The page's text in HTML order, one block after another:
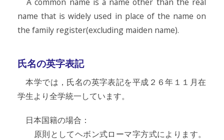
name that is widely used in place of the name on
the family register(excluding maiden name).
氏名の英字表記
本学では，氏名の英字表記を平成２６年１１月在
学生より全学統一しています。
日本国籍の場合：
原則としてヘボン式ローマ字方式によります。